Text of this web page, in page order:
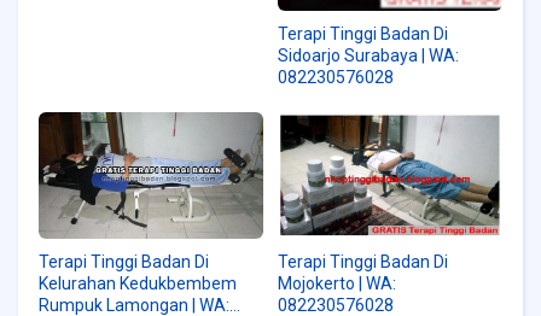
Terapi Tinggi Badan Di
Sidoarjo Surabaya | WA:
082230576028
Terapi Tinggi Badan Di
Kelurahan Kedukbembem
Rumpuk Lamongan | WA:
Terapi Tinggi Badan Di
Mojokerto | WA:
082230576028